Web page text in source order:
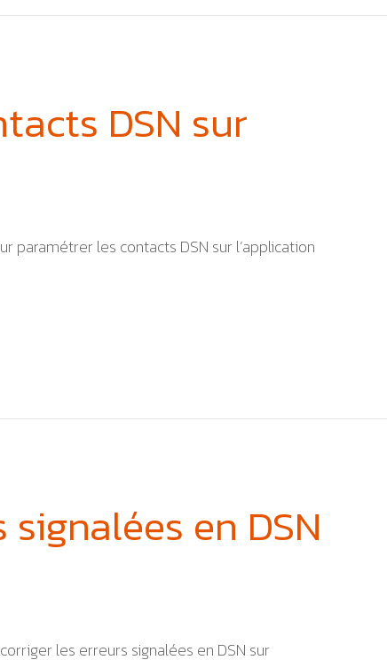
DSN sur
les contacts DSN sur l’application
en DSN
les erreurs signalées en DSN sur